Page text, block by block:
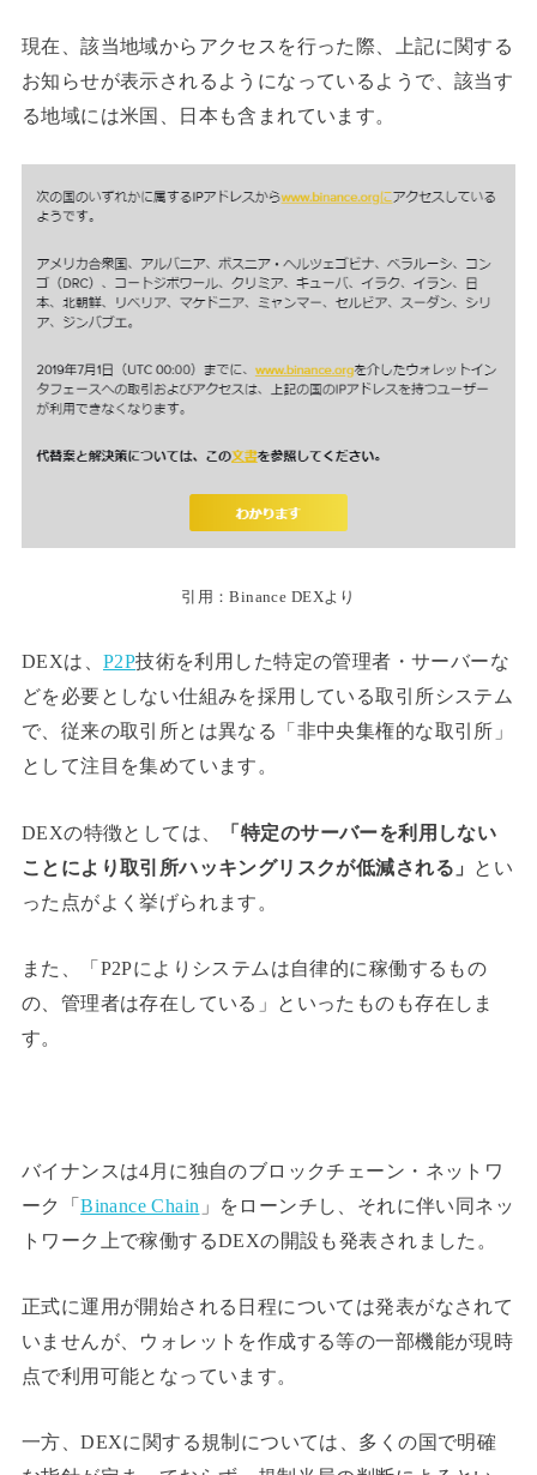
現在、該当地域からアクセスを行った際、上記に関する
お知らせが表示されるようになっているようで、該当す
る地域には米国、日本も含まれています。
引用：Binance DEXより
DEXは、 P2P技術を利用した特定の管理者・サーバーな
どを必要としない仕組みを採用している取引所システム
で、従来の取引所とは異なる「非中央集権的な取引所」
として注目を集めています。
DEXの特徴としては、
「特定のサーバーを利用しない
ことにより取引所ハッキングリスクが低減される」 とい
った点がよく挙げられます。
また、「P2Pによりシステムは自律的に稼働するもの
の、管理者は存在している」といったものも存在しま
す。
バイナンスは4月に独自のブロックチェーン・ネットワ
ーク「Binance Chain 」をローンチし、それに伴い同ネッ
トワーク上で稼働するDEXの開設も発表されました。
正式に運用が開始される日程については発表がなされて
いませんが、ウォレットを作成する等の一部機能が現時
点で利用可能となっています。
一方、DEXに関する規制については、多くの国で明確